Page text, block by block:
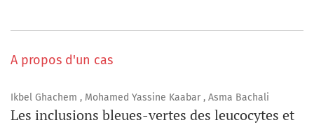
A propos d'un cas
Ikbel Ghachem , Mohamed Yassine Kaabar , Asma Bachali
Les inclusions bleues-vertes des leucocytes et